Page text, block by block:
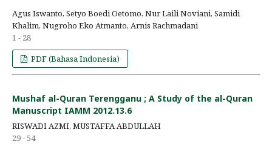
Agus Iswanto, Setyo Boedi Oetomo, Nur Laili Noviani, Samidi
Khalim, Nugroho Eko Atmanto, Arnis Rachmadani
1 - 28
PDF (Bahasa Indonesia)
Mushaf al-Quran Terengganu ; A Study of the al-Quran
Manuscript IAMM 2012.13.6
RISWADI AZMI, MUSTAFFA ABDULLAH
29 - 54